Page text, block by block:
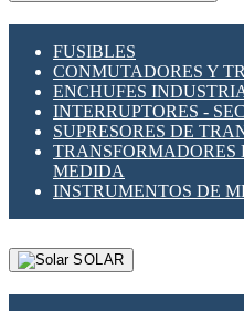
FUSIBLES
CONMUTADORES Y
ENCHUFES
INTERRUPTORES -
SUPRESORES DE
TRANSFORMADORES
MEDIDA
INSTRUMENTOS DE
SOLAR